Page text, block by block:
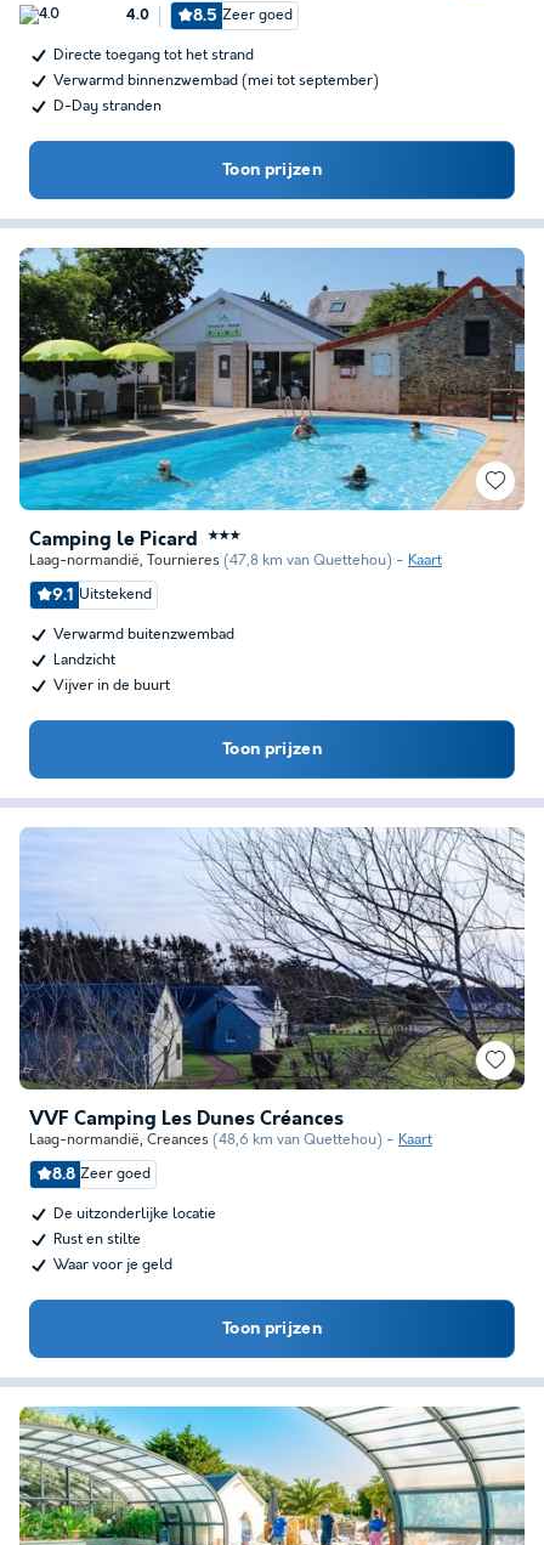
4.0 8.5 Zeer goed
Directe toegang tot het strand
Verwarmd binnenzwembad (mei tot september)
D-Day stranden
Toon prijzen
Camping le Picard ★★★
Laag-normandië, Tournieres (47,8 km van Quettehou) Kaart
9.1 Uitstekend
Verwarmd buitenzwembad
Landzicht
Vijver in de buurt
Toon prijzen
VVF Camping Les Dunes Créances
Laag-normandië, Creances (48,6 km van Quettehou) Kaart
8.8 Zeer goed
De uitzonderlijke locatie
Rust en stilte
Waar voor je geld
Toon prijzen